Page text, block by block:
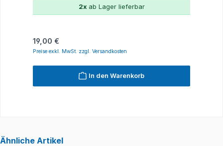
2xab Lager lieferbar
Regulärer Preis:
19,00 €
Preise exkl. MwSt. zzgl. Versandkosten
In den Warenkorb
Ähnliche Artikel